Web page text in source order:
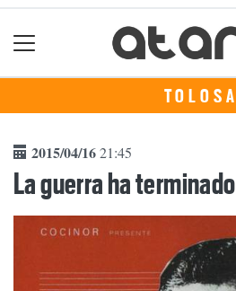
TOLOSA
2015/04/1621:45
La guerra ha terminado